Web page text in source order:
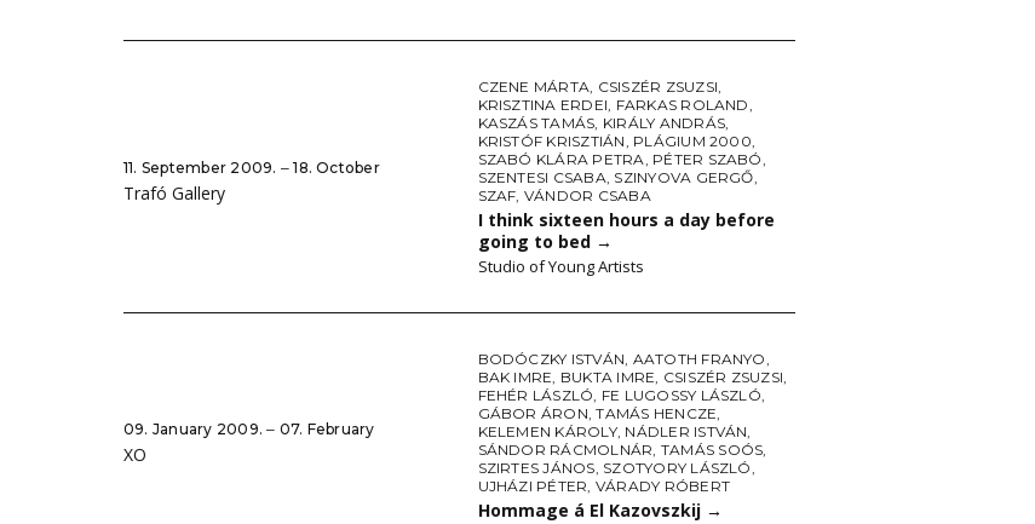
11. September 2009. ‒ 18. October
Trafó Gallery
CZENE MÁRTA, CSISZÉR ZSUZSI,
KRISZTINA ERDEI, FARKAS ROLAND,
KASZÁS TAMÁS, KIRÁLY ANDRÁS,
KRISTÓF KRISZTIÁN, PLÁGIUM 2000,
SZABÓ KLÁRA PETRA, PÉTER SZABÓ,
SZENTESI CSABA, SZINYOVA GERGŐ,
SZAF, VÁNDOR CSABA
I think sixteen hours a day before
going to bed →
Studio of Young Artists
09. January 2009. ‒ 07. February
XO
BODÓCZKY ISTVÁN, AATOTH FRANYO,
BAK IMRE, BUKTA IMRE, CSISZÉR ZSUZSI,
FEHÉR LÁSZLÓ, FE LUGOSSY LÁSZLÓ,
GÁBOR ÁRON,TAMÁS HENCZE,
KELEMEN KÁROLY, NÁDLER ISTVÁN,
SÁNDOR RÁCMOLNÁR, TAMÁS SOÓS,
SZIRTES JÁNOS, SZOTYORY LÁSZLÓ,
UJHÁZI PÉTER, VÁRADY RÓBERT
Hommage á El Kazovszkij →